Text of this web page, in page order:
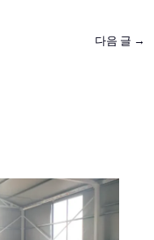
다음 글 →